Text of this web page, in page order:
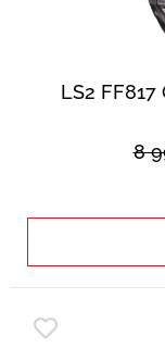
LS2 FF817
8